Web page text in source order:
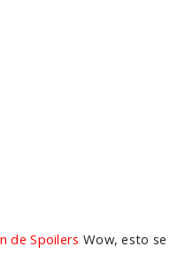
de Spoilers Wow, esto